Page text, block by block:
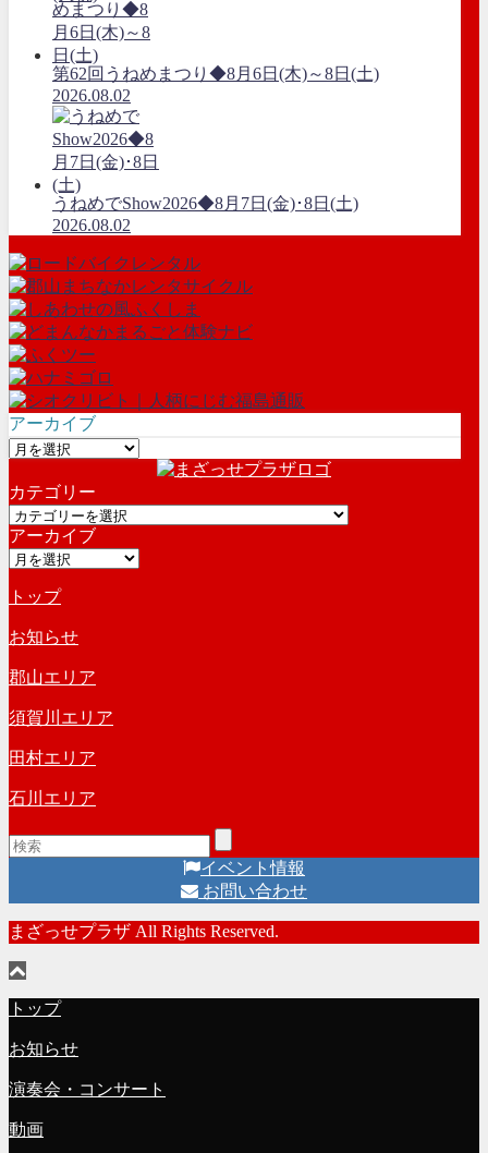
第62回うねめまつり◆8月6日(木)～8日(土)
2026.08.02
うねめでShow2026◆8月7日(金)･8日(土)
2026.08.02
アーカイブ
ア
カ
イ
ブ
カテゴリー
カ
テ
ゴ
ー
アーカイブ
ア
カ
イ
ブ
トップ
お知らせ
郡山エリア
須賀川エリア
田村エリア
石川エリア
イベント情報
お問い合わせ
まざっせプラザ All Rights Reserved.
トップ
お知らせ
演奏会・コンサート
動画